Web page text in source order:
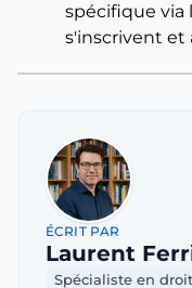
spécifique via
s'inscrivent et
ÉCRIT PAR
Laurent
Spécialiste en